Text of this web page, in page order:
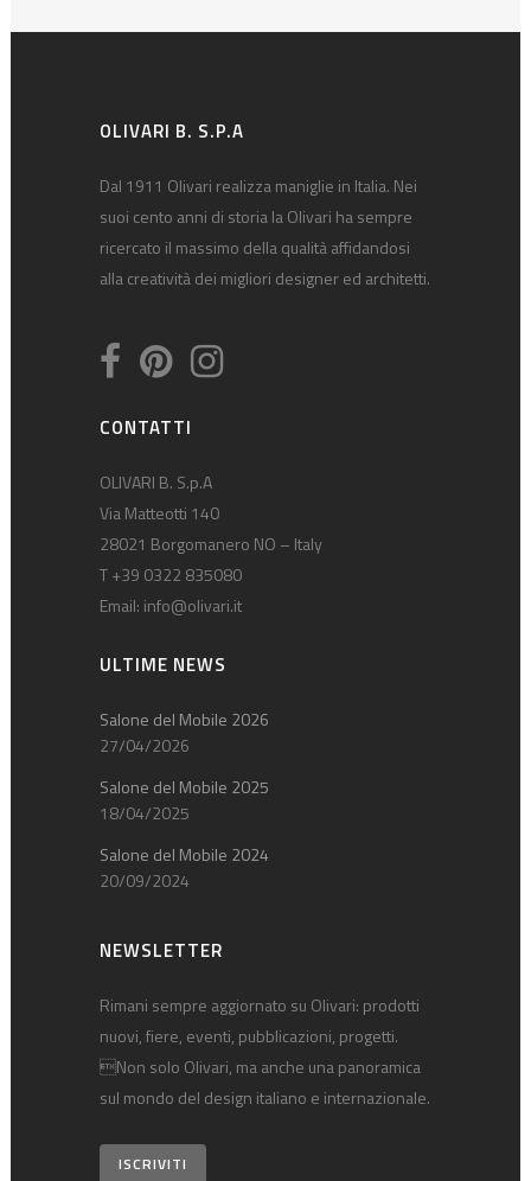
OLIVARI B. S.P.A
Dal 1911 Olivari realizza maniglie in Italia. Nei
suoi cento anni di storia la Olivari ha sempre
ricercato il massimo della qualità affidandosi
alla creatività dei migliori designer ed architetti.
CONTATTI
OLIVARI B. S.p.A
Via Matteotti 140
28021 Borgomanero NO – Italy
T +39 0322 835080
Email: info@olivari.it
ULTIME NEWS
Salone del Mobile 2026
27/04/2026
Salone del Mobile 2025
18/04/2025
Salone del Mobile 2024
20/09/2024
NEWSLETTER
Rimani sempre aggiornato su Olivari: prodotti
nuovi, fiere, eventi, pubblicazioni, progetti.
Non solo Olivari, ma anche una panoramica
sul mondo del design italiano e internazionale.
ISCRIVITI